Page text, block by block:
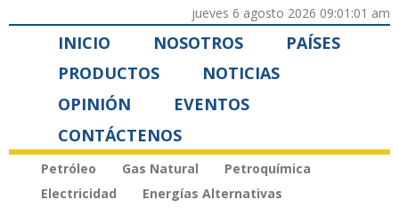
jueves 6 agosto 2026 09:01:01 am
INICIO NOSOTROS
PAÍSES
PRODUCTOS
NOTICIAS
OPINIÓN
EVENTOS
CONTÁCTENOS
Petróleo Gas Natural
Petroquímica
Electricidad
Energías Alternativas